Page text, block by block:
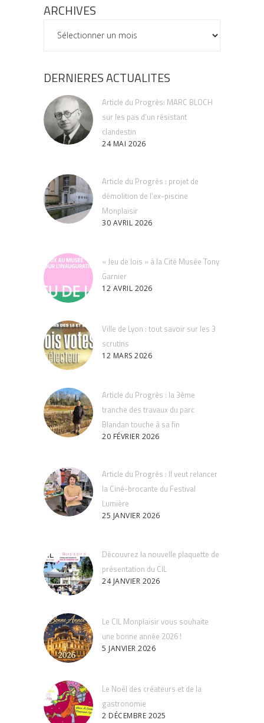
ARCHIVES
ARCHIVES
DERNIERES ACTUALITES
Article du Progrès: MARC BLOCH
sur les pas d’un résistant
clandestin
24 MAI 2026
Article du Progrès : projet de
démolition de l’ex-piscine
Monplaisir
30 AVRIL 2026
« Jeu de lois » à la Cité Musée Tony
Garnier
12 AVRIL 2026
Ville de Lyon : tout savoir sur les 3
scrutins
12 MARS 2026
Article du Progrès : la 3ème
tranche des travaux du parc
Blandan touche à sa fin
20 FÉVRIER 2026
Article du Progrès : Il veut relancer
la Ciné-brocante du Festival
Lumière
25 JANVIER 2026
Découvrez la nouvelle plaquette de
présentation du CIL
24 JANVIER 2026
Le CIL Monplaisir vous souhaite
une bonne année 2026 !
5 JANVIER 2026
Le Noël des créateurs et de la
gastronomie
2 DÉCEMBRE 2025